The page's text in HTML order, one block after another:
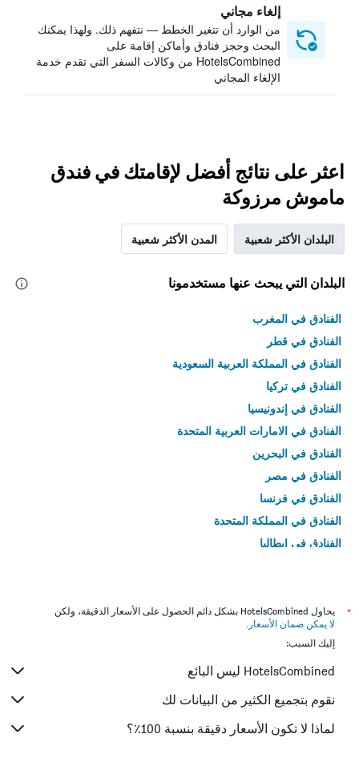
إلغاء مجاني
من الوارد أن تتغير الخطط — نتفهم ذلك. ولهذا يمكنك
البحث وحجز فنادق وأماكن إقامة على
HotelsCombined من وكالات السفر التي تقدم خدمة
الإلغاء المجاني
اعثر على نتائج أفضل لإقامتك في فندق
ماموش مرزوكة
البلدان الأكثر شعبية المدن الأكثر شعبية
البلدان التي يبحث عنها مستخدمونا
الفنادق في المغرب
الفنادق في قطر
الفنادق في المملكة العربية السعودية
الفنادق في تركيا
الفنادق في إندونيسيا
الفنادق في الامارات العربية المتحدة
الفنادق في البحرين
الفنادق في مصر
الفنادق في فرنسا
الفنادق في المملكة المتحدة
الفنادق في إيطاليا
*
يحاول HotelsCombined بشكل دائم الحصول على الأسعار الدقيقة، ولكن
لا يمكن ضمان الأسعار .
إليك السبب:
HotelsCombined ليس البائع
نقوم بتجميع الكثير من البيانات لك
لماذا لا تكون الأسعار دقيقة بنسبة 100٪؟